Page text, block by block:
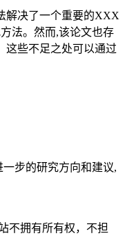
解决了一个重要的XXX
法。然而,该论文也存
些不足之处可以通过
步的研究方向和建议,
不拥有所有权，不担